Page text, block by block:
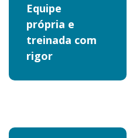
Equipe
própria e
treinada com
rigor